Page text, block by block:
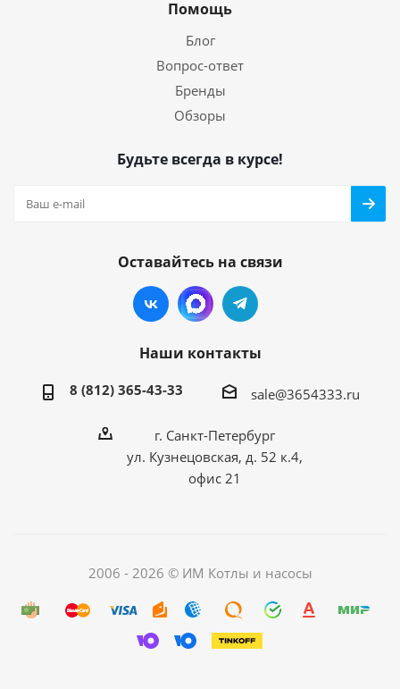
Помощь
Блог
Вопрос-ответ
Бренды
Обзоры
Будьте всегда в курсе!
Оставайтесь на связи
Наши контакты
8 (812) 365-43-33 sale@3654333.ru
г. Санкт-Петербург
ул. Кузнецовская, д. 52 к.4,
офис 21
2006 - 2026 © ИМ Котлы и насосы